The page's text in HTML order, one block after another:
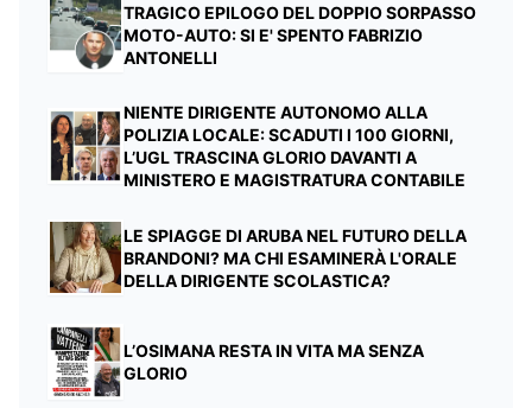
TRAGICO EPILOGO DEL DOPPIO SORPASSO
MOTO-AUTO: SI E' SPENTO FABRIZIO
ANTONELLI
NIENTE DIRIGENTE AUTONOMO ALLA
POLIZIA LOCALE: SCADUTI I 100 GIORNI,
L’UGL TRASCINA GLORIO DAVANTI A
MINISTERO E MAGISTRATURA CONTABILE
LE SPIAGGE DI ARUBA NEL FUTURO DELLA
BRANDONI? MA CHI ESAMINERÀ L'ORALE
DELLA DIRIGENTE SCOLASTICA?
L’OSIMANA RESTA IN VITA MA SENZA
GLORIO